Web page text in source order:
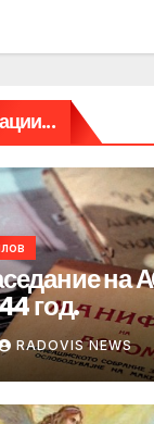
год.
RADOVIS NEWS